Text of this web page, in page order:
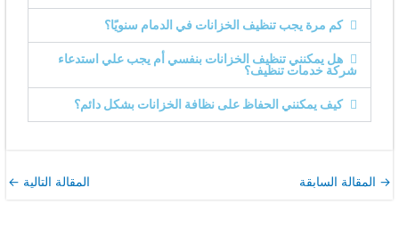
كم مرة يجب تنظيف الخزانات في الدمام سنويًا؟
هل يمكنني تنظيف الخزانات بنفسي أم يجب علي استدعاء
شركة خدمات تنظيف؟
كيف يمكنني الحفاظ على نظافة الخزانات بشكل دائم؟
→ المقالة السابقة المقالة التالية ←